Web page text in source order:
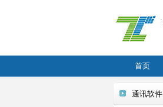
首页
通讯软件